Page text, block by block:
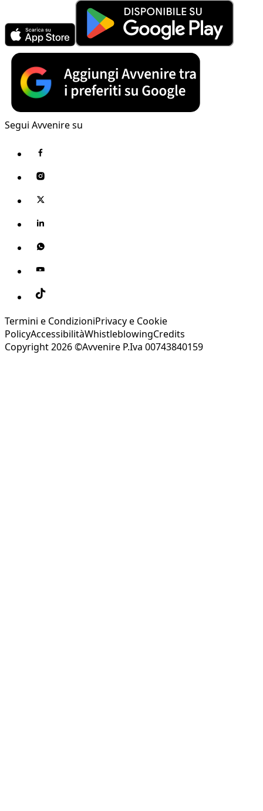
Segui Avvenire su
Termini e CondizioniPrivacy e Cookie
PolicyAccessibilitàWhistleblowingCredits
Copyright 2026 ©Avvenire P.Iva 00743840159